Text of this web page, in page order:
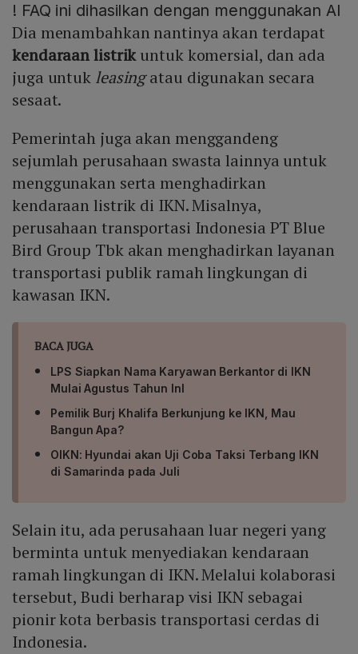
! FAQ ini dihasilkan dengan menggunakan AI
Dia menambahkan nantinya akan terdapat
kendaraan listrikuntuk komersial, dan ada
juga untuk leasingatau digunakan secara
sesaat.
Pemerintah juga akan menggandeng
sejumlah perusahaan swasta lainnya untuk
menggunakan serta menghadirkan
kendaraan listrik di IKN. Misalnya,
perusahaan transportasi Indonesia PT Blue
Bird Group Tbk akan menghadirkan layanan
transportasi publik ramah lingkungan di
kawasan IKN.
BACA JUGA
LPS Siapkan Nama Karyawan Berkantor di IKN
Mulai Agustus Tahun InI
Pemilik Burj Khalifa Berkunjung ke IKN, Mau
Bangun Apa?
OIKN: Hyundai akan Uji Coba Taksi Terbang IKN
di Samarinda pada Juli
Selain itu, ada perusahaan luar negeri yang
berminta untuk menyediakan kendaraan
ramah lingkungan di IKN. Melalui kolaborasi
tersebut, Budi berharap visi IKN sebagai
pionir kota berbasis transportasi cerdas di
Indonesia.